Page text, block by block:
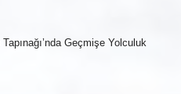
Geçmişe Yolculuk